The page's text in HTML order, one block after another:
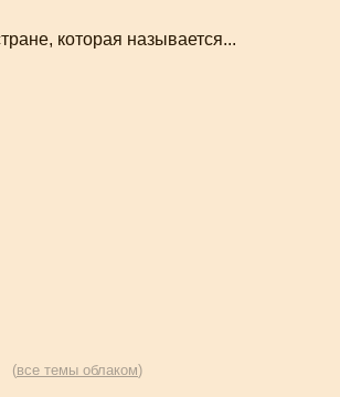
которая называется...
(все темы облаком)